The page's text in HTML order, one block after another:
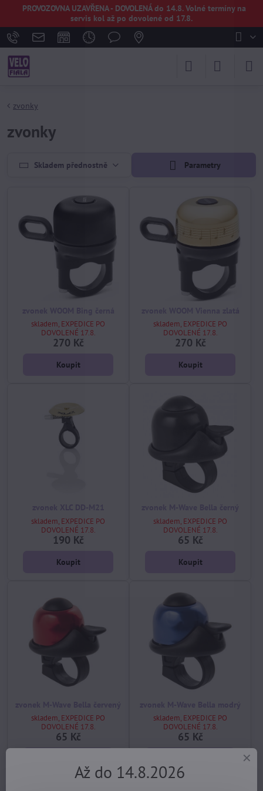
PROVOZOVNA UZAVŘENA - DOVOLENÁ do 14.8. Volné termíny na
servis kol až po dovolené od 17.8.
zvonky
zvonky
Skladem přednostně Parametry
skladem, EXPEDICE PO
DOVOLENÉ 17.8.
270 Kč
Koupit
skladem, EXPEDICE PO
DOVOLENÉ 17.8.
270 Kč
Koupit
skladem, EXPEDICE PO
DOVOLENÉ 17.8.
190 Kč
Koupit
skladem, EXPEDICE PO
DOVOLENÉ 17.8.
65 Kč
Koupit
skladem, EXPEDICE PO
DOVOLENÉ 17.8.
65 Kč
skladem, EXPEDICE PO
DOVOLENÉ 17.8.
65 Kč
Až do 14.8.2026